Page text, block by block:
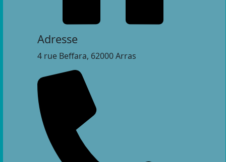
Adresse
4 rue Beffara, 62000 Arras